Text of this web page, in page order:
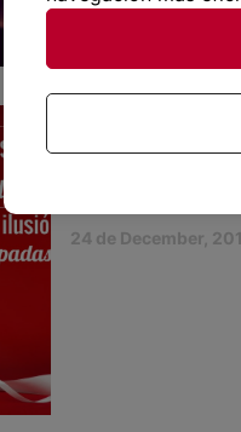
24 de December,